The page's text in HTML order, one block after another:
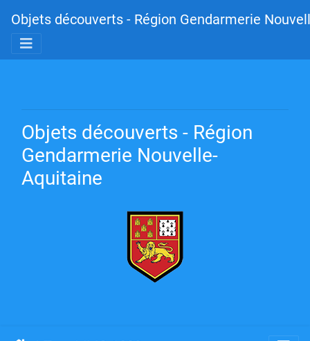
Objets découverts - Région Gendarmerie
Objets découverts - Région
Gendarmerie Nouvelle-
Aquitaine